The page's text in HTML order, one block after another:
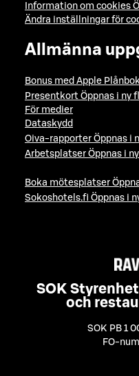
Information om cookies
Ändra inställningar för
Allmänna
Bonus med Apple Plånbok
Presentkort Öppnas i ny
För medier
Dataskydd
Oiva-rapporter Öppnas i
Arbetsplatser Öppnas i
Boka mötesplatser
Sokoshotels.fi Öppnas i
SOK
och
SOK PB 1
FO-